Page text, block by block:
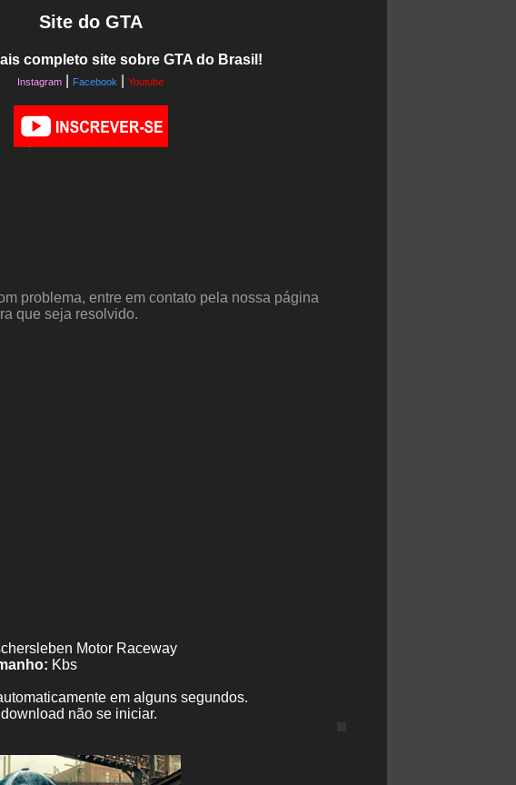
Site do GTA
completo site sobre GTA do Brasil!
Instagram Facebook Youtube
problema, entre em contato pela nossa página
que seja resolvido.
Motor Raceway
Kbs
em alguns segundos.
não se iniciar.